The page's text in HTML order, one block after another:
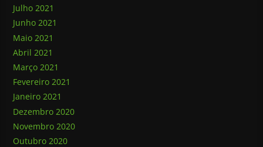
Julho 2021
Junho 2021
Maio 2021
Abril 2021
Março 2021
Fevereiro 2021
Janeiro 2021
Dezembro 2020
Novembro 2020
Outubro 2020